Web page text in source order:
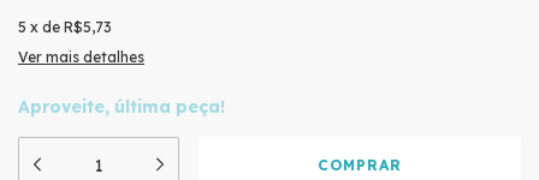
5 x de R$5,73
Ver mais detalhes
Aproveite, última peça!